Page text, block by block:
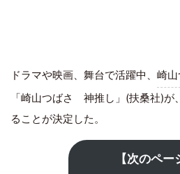
ドラマや映画、舞台で活躍中、 崎山
「崎山つばさ 神推し」(扶桑社)が
ることが決定した。
【次のペー